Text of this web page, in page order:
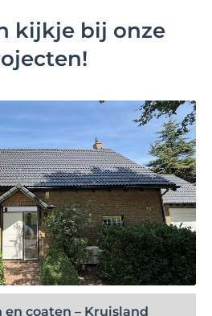
kijkje bij onze
project
en coaten – Kruisland